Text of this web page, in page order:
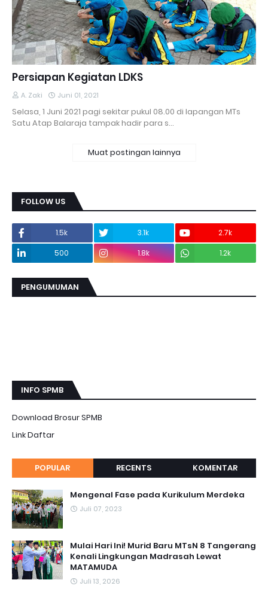
Persiapan Kegiatan LDKS
A. Zaki Juni 01, 2021
Selasa, 1 Juni 2021 pagi sekitar pukul 08.00 di lapangan MTs
Satu Atap Balaraja tampak hadir para s…
Muat postingan lainnya
FOLLOW US
1.5k 3.1k
2.7k
500
1.8k 1.2k
PENGUMUMAN
INFO SPMB
Download Brosur SPMB
Link Daftar
POPULAR RECENTS KOMENTAR
Mengenal Fase pada Kurikulum Merdeka
Juli 07, 2023
Mulai Hari Ini! Murid Baru MTsN 8 Tangerang
Kenali Lingkungan Madrasah Lewat
MATAMUDA
Juli 13, 2026